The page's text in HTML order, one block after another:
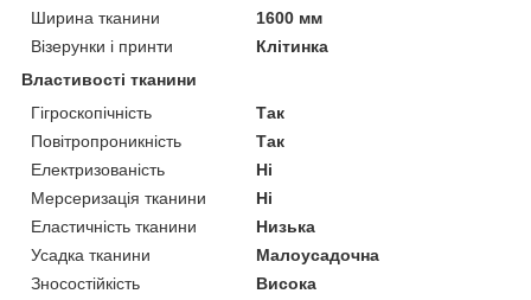
Ширина тканини
1600 мм
Візерунки і принти
Клітинка
Властивості тканини
Гігроскопічність
Так
Повітропроникність
Так
Електризованість
Ні
Мерсеризація тканини
Ні
Еластичність тканини
Низька
Усадка тканини
Малоусадочна
Зносостійкість
Висока